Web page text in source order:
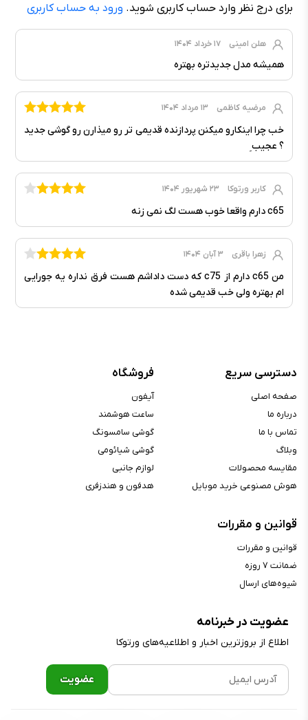
برای درج نظر وارد حساب کاربری شوید. ورود به حساب کاربری
هلن امینی ۱۷ خرداد ۱۴۰۴
همیشه مدل جدیدتره بهتره
مرضیه کاظمی ۱۳ مرداد ۱۴۰۴
خب چرا اینکارو میکنن پردازنده قدیمی تر رو میذارن رو گوشی جدید
؟‌ عجیب ِ
کاربر ورتوکا ۲۳ شهریور ۱۴۰۴
c65 دارم واقعا خوب هست لگ نمی زنه
زهرا باقری ۳ آبان ۱۴۰۴
من c65 دارم از c75 که دست داداشم هست فرق نداره یه جورایی
ام بهتره ولی خب قدیمی شده
عضویت در خبرنامه
اطلاع از بروز‌ترین اخبار و اطلاعیه‌های ورتوکا
دسترسی سریع
صفحه اصلی
درباره ما
تماس با ما
وبلاگ
مقایسه محصولات
هوش مصنوعی خرید موبایل
فروشگاه
آیفون
ساعت هوشمند
گوشی سامسونگ
گوشی شیائومی
لوازم جانبی
هدفون و هندزفری
قوانین و مقررات
قوانین و مقررات
ضمانت ۷ روزه
شیوه‌های ارسال